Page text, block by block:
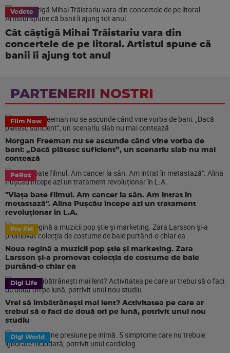
Vedete
Cât câștigă Mihai Trăistariu vara din
concertele de pe litoral. Artistul spune că
banii îi ajung tot anul
PARTENERII NOSTRI
Film Now
Morgan Freeman nu se ascunde când vine vorba de
bani: „Dacă plătesc suficient”, un scenariu slab nu mai
contează
PeRoz
"Viața bate filmul. Am cancer la sân. Am intrat în
metastază". Alina Pușcău începe azi un tratament
revoluționar în L.A.
Pro FM
Noua regină a muzicii pop știe și marketing. Zara
Larsson și-a promovat colecția de costume de baie
purtând-o chiar ea
Digi Life
Vrei să îmbătrânești mai lent? Activitatea pe care ar
trebui să o faci de două ori pe lună, potrivit unui nou
studiu
Digi World